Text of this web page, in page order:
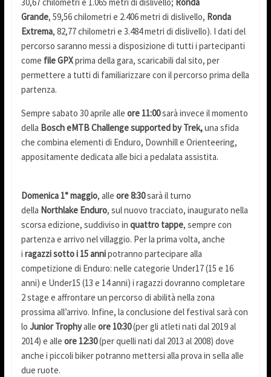
30,67 chilometri e 1.065 metri di dislivello; Ronda
Grande, 59,56 chilometri e 2.406 metri di dislivello, Ronda
Extrema, 82,77 chilometri e 3.484 metri di dislivello). I dati del
percorso saranno messi a disposizione di tutti i partecipanti
come file GPXprima della gara, scaricabili dal sito, per
permettere a tutti di familiarizzare con il percorso prima della
partenza.
Sempre sabato 30 aprile alle ore 11:00sarà invece il momento
della Bosch eMTB Challenge supported by Trek,una sfida
che combina elementi di Enduro, Downhill e Orienteering,
appositamente dedicata alle bici a pedalata assistita.
Domenica 1° maggio, alle ore 8:30sarà il turno
della Northlake Enduro, sul nuovo tracciato, inaugurato nella
scorsa edizione, suddiviso in quattro tappe, sempre con
partenza e arrivo nel villaggio. Per la prima volta, anche
i ragazzi sotto i 15 annipotranno partecipare alla
competizione di Enduro: nelle categorie Under17 (15 e 16
anni) e Under15 (13 e 14 anni) i ragazzi dovranno completare
2 stage e affrontare un percorso di abilità nella zona
prossima all’arrivo. Infine, la conclusione del festival sarà con
lo Junior Trophyalle ore 10:30(per gli atleti nati dal 2019 al
2014) e alle ore 12:30(per quelli nati dal 2013 al 2008) dove
anche i piccoli biker potranno mettersi alla prova in sella alle
due ruote.